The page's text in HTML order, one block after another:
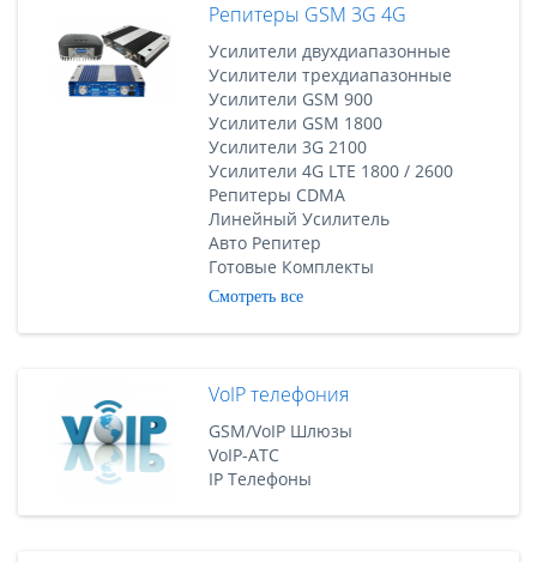
Репитеры GSM 3G 4G
Усилители двухдиапазонные
Усилители трехдиапазонные
Усилители GSM 900
Усилители GSM 1800
Усилители 3G 2100
Усилители 4G LTE 1800 / 2600
Репитеры CDMA
Линейный Усилитель
Авто Репитер
Готовые Комплекты
Смотреть все
VoIP телефония
GSM/VoIP Шлюзы
VoIP-АТС
IP Телефоны